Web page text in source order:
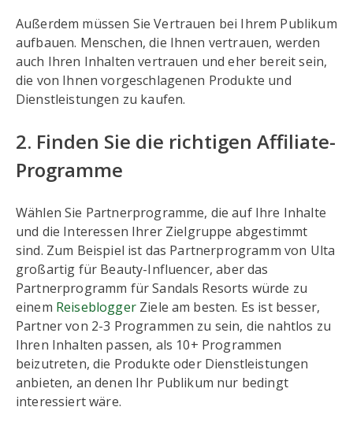
Außerdem müssen Sie Vertrauen bei Ihrem Publikum
aufbauen. Menschen, die Ihnen vertrauen, werden
auch Ihren Inhalten vertrauen und eher bereit sein,
die von Ihnen vorgeschlagenen Produkte und
Dienstleistungen zu kaufen.
2. Finden Sie die richtigen Affiliate-
Programme
Wählen Sie Partnerprogramme, die auf Ihre Inhalte
und die Interessen Ihrer Zielgruppe abgestimmt
sind. Zum Beispiel ist das Partnerprogramm von Ulta
großartig für Beauty-Influencer, aber das
Partnerprogramm für Sandals Resorts würde zu
einem ReisebloggerZiele am besten. Es ist besser,
Partner von 2-3 Programmen zu sein, die nahtlos zu
Ihren Inhalten passen, als 10+ Programmen
beizutreten, die Produkte oder Dienstleistungen
anbieten, an denen Ihr Publikum nur bedingt
interessiert wäre.